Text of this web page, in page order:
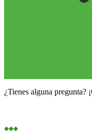
¿Tienes alguna pregunta?
◆◆◆